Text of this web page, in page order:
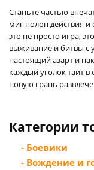
Станьте частью
миг полон действия
это не просто игра,
выживание и битвы с
настоящий азарт и
каждый уголок таит в
новую грань
Категории
- Боевики
- Вождение и